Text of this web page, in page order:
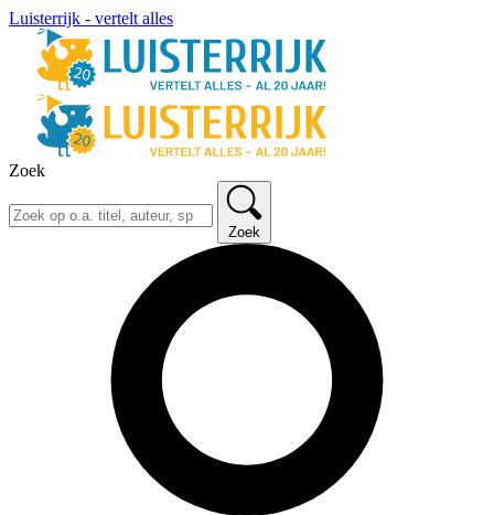
Luisterrijk - vertelt alles
Zoek
Zoek